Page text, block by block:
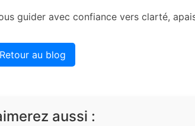
guider avec confiance vers clarté,
au blog
aussi :